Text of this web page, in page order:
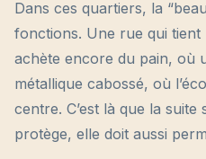
Dans ces quartiers, la
fonctions. Une rue qui tient
achète encore du pain, où
métallique cabossé, où
centre. C’est là que la suite
protège, elle doit aussi